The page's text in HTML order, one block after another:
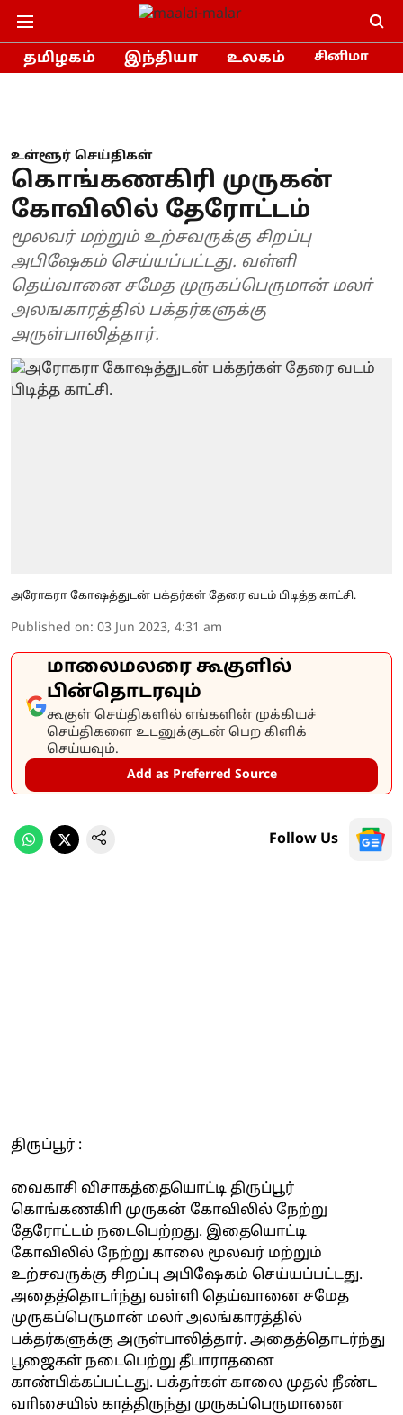
தமிழகம் இந்தியா உலகம் சினிமா
உள்ளூர் செய்திகள்
கொங்கணகிரி முருகன்
கோவிலில் தேரோட்டம்
மூலவர் மற்றும் உற்சவருக்கு சிறப்பு
அபிஷேகம் செய்யப்பட்டது. வள்ளி
தெய்வானை சமேத முருகப்பெருமான் மலா்
அலஙகாரத்தில் பக்தர்களுக்கு
அருள்பாலித்தார்.
அரோகரா கோஷத்துடன் பக்தர்கள் தேரை வடம் பிடித்த காட்சி.
Published on: 03 Jun 2023, 4:31 am
மாலைமலரை கூகுளில்
பின்தொடரவும்
கூகுள் செய்திகளில் எங்களின் முக்கியச்
செய்திகளை உடனுக்குடன் பெற கிளிக்
செய்யவும்.
Add as Preferred Source
Follow Us
திருப்பூர் :
வைகாசி விசாகத்தையொட்டி திருப்பூர்
கொங்கணகிாி முருகன் கோவிலில் நேற்று
தேரோட்டம் நடைபெற்றது. இதையொட்டி
கோவிலில் நேற்று காலை மூலவர் மற்றும்
உற்சவருக்கு சிறப்பு அபிஷேகம் செய்யப்பட்டது.
அதைத்தொடா்ந்து வள்ளி தெய்வானை சமேத
முருகப்பெருமான் மலா் அலங்காரத்தில்
பக்தர்களுக்கு அருள்பாலித்தார். அதைத்தொடர்ந்து
பூஜைகள் நடைபெற்று தீபாராதனை
காண்பிக்கப்பட்டது. பக்தா்கள் காலை முதல் நீண்ட
வாிசையில் காத்திருந்து முருகப்பெருமானை